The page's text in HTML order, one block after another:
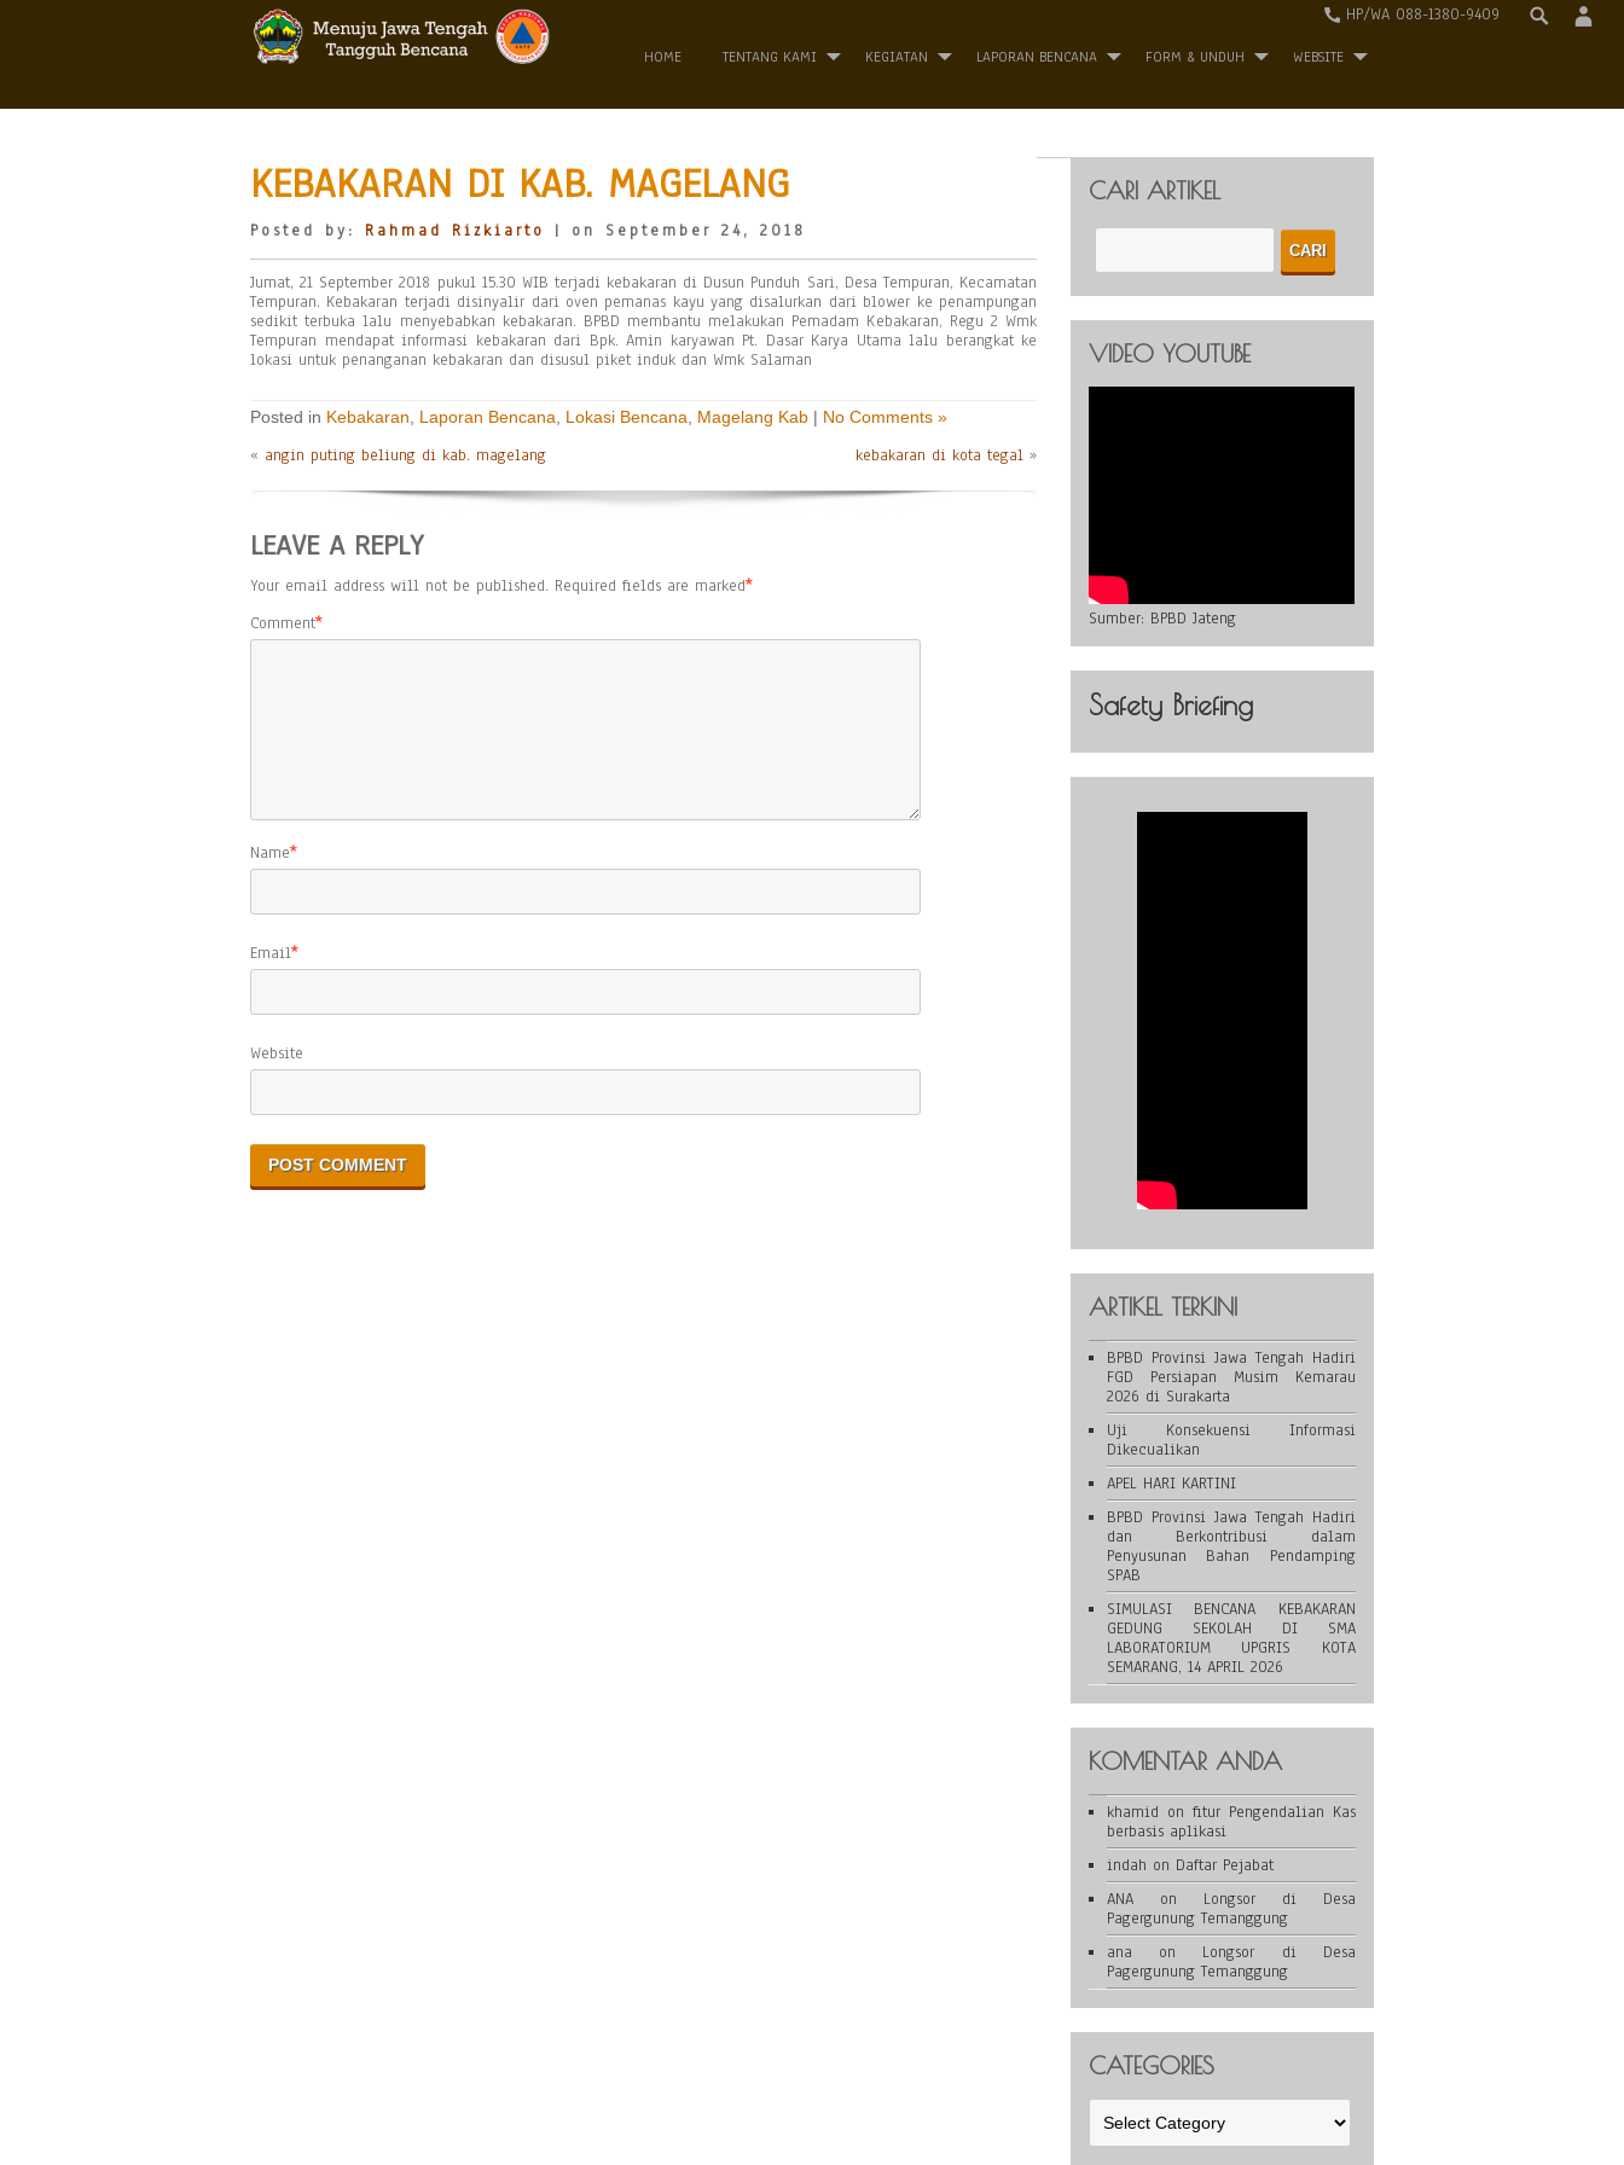
HP/WA 088-1380-9409
HOME TENTANG KAMI KEGIATAN LAPORAN BENCANA FORM & UNDUH WEBSITE
KEBAKARAN DI KAB. MAGELANG
Posted by: Rahmad Rizkiarto | on September 24, 2018
Jumat, 21 September 2018 pukul 15.30 WIB terjadi kebakaran di Dusun Punduh Sari, Desa Tempuran, Kecamatan
Tempuran. Kebakaran terjadi disinyalir dari oven pemanas kayu yang disalurkan dari blower ke penampungan
sedikit terbuka lalu menyebabkan kebakaran. BPBD membantu melakukan Pemadam Kebakaran, Regu 2 Wmk
Tempuran mendapat informasi kebakaran dari Bpk. Amin karyawan Pt. Dasar Karya Utama lalu berangkat ke
lokasi untuk penanganan kebakaran dan disusul piket induk dan Wmk Salaman
Posted in Kebakaran Laporan Bencana Lokasi Bencana Magelang Kab | No Comments »
« angin puting beliung di kab. magelang kebakaran di kota tegal »
LEAVE A REPLY
Your email address will not be published. Required fields are marked*
Comment*
Name*
Email*
Website
CARI ARTIKEL
VIDEO YOUTUBE
Sumber: BPBD Jateng
Safety Briefing
ARTIKEL TERKINI
BPBD Provinsi Jawa Tengah Hadiri
FGD Persiapan Musim Kemarau
2026 di Surakarta
Uji Konsekuensi Informasi
Dikecualikan
APEL HARI KARTINI
BPBD Provinsi Jawa Tengah Hadiri
dan Berkontribusi dalam
Penyusunan Bahan Pendamping
SPAB
SIMULASI BENCANA KEBAKARAN
GEDUNG SEKOLAH DI SMA
LABORATORIUM UPGRIS KOTA
SEMARANG, 14 APRIL 2026
KOMENTAR ANDA
khamid on fitur Pengendalian Kas
berbasis aplikasi
indah on Daftar Pejabat
ANAon Longsor di Desa
Pagergunung Temanggung
ana on Longsor di Desa
Pagergunung Temanggung
CATEGORIES
Categories